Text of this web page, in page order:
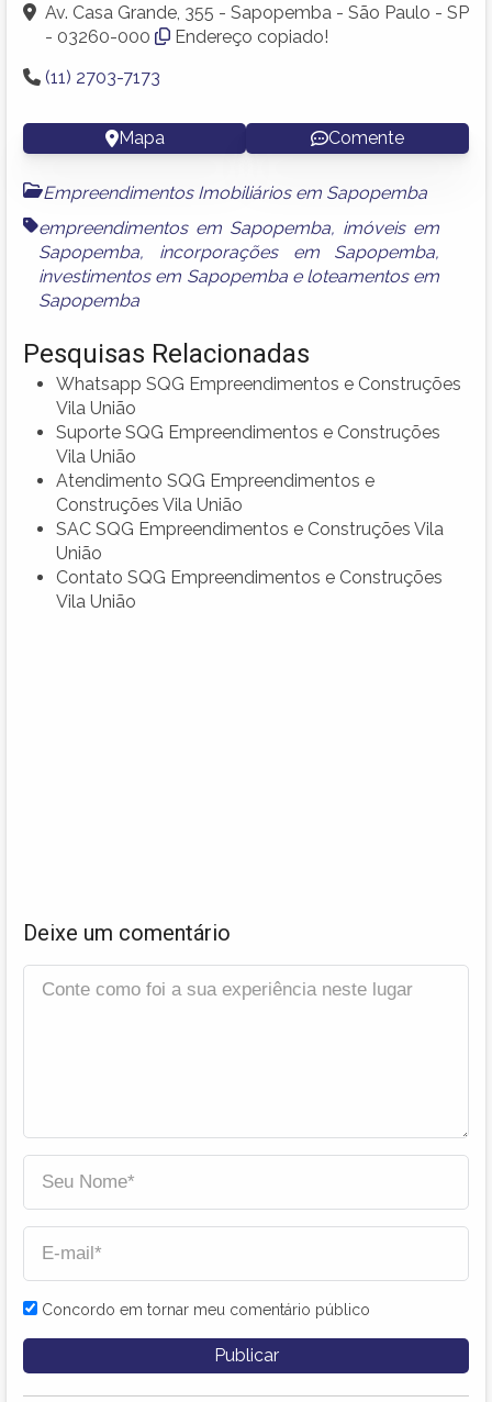
Av. Casa Grande, 355 - Sapopemba - São Paulo - SP
- 03260-000
Endereço copiado!
(11) 2703-7173
Mapa Comente
Empreendimentos Imobiliários em Sapopemba
empreendimentos em Sapopemba, imóveis em
Sapopemba, incorporações em Sapopemba,
investimentos em Sapopembae loteamentos em
Sapopemba
Pesquisas Relacionadas
Whatsapp SQG Empreendimentos e Construções
Vila União
Suporte SQG Empreendimentos e Construções
Vila União
Atendimento SQG Empreendimentos e
Construções Vila União
SAC SQG Empreendimentos e Construções Vila
União
Contato SQG Empreendimentos e Construções
Vila União
Deixe um comentário
Concordo em tornar meu comentário público